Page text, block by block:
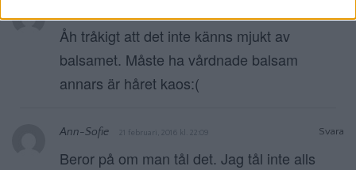
Åh tråkigt att det inte känns mjukt av
balsamet. Måste ha vårdnade balsam
annars är håret kaos:(
Svara
Ann-Sofie 21 februari, 2016 kl. 22:09
Beror på om man tål det. Jag tål inte alls